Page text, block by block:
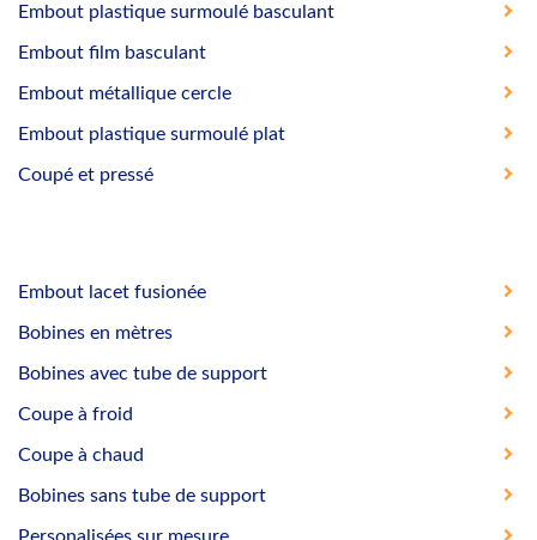
Embout plastique surmoulé basculant
Embout film basculant
Embout métallique cercle
Embout plastique surmoulé plat
Coupé et pressé
Embout lacet fusionée
Bobines en mètres
Bobines avec tube de support
Coupe à froid
Coupe à chaud
Bobines sans tube de support